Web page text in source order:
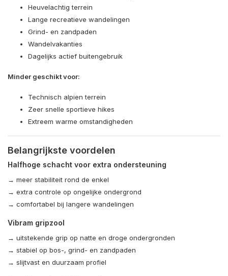
Heuvelachtig terrein
Lange recreatieve wandelingen
Grind- en zandpaden
Wandelvakanties
Dagelijks actief buitengebruik
Minder geschikt voor:
Technisch alpien terrein
Zeer snelle sportieve hikes
Extreem warme omstandigheden
Belangrijkste voordelen
Halfhoge schacht voor extra ondersteuning
→ meer stabiliteit rond de enkel
→ extra controle op ongelijke ondergrond
→ comfortabel bij langere wandelingen
Vibram gripzool
→ uitstekende grip op natte en droge ondergronden
→ stabiel op bos-, grind- en zandpaden
→ slijtvast en duurzaam profiel